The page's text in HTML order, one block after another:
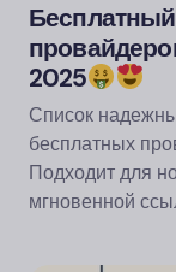
2025
Список
бесплатных
Подходит для
мгновенной